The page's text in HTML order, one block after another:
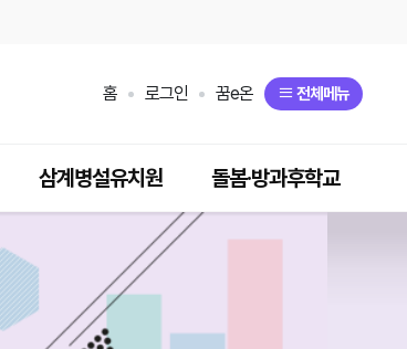
홈 로그인 꿈e온 전체메뉴
삼계병설유치원 돌봄·방과후학교